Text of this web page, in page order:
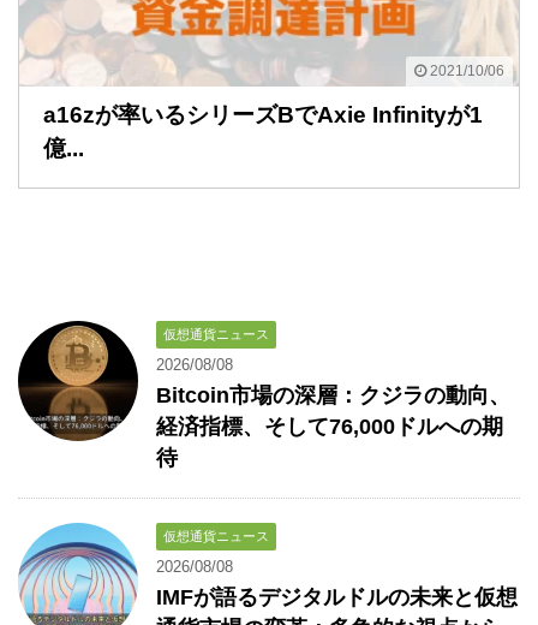
2021/10/06
a16zが率いるシリーズBでAxie Infinityが1
億...
仮想通貨ニュース
2026/08/08
Bitcoin市場の深層：クジラの動向、
経済指標、そして76,000ドルへの期
待
仮想通貨ニュース
2026/08/08
IMFが語るデジタルドルの未来と仮想